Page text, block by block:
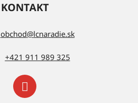
KONTAKT
obchod@lcnaradie.sk
+421 911 989 325